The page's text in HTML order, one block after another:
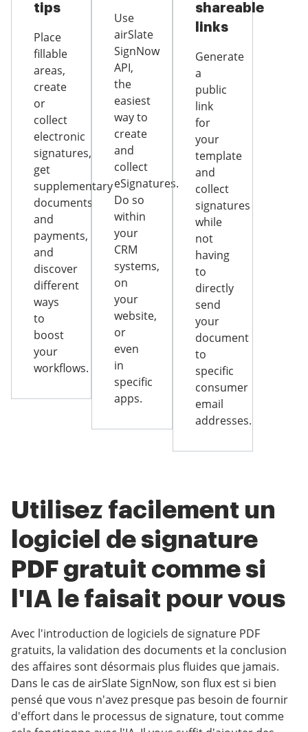
tips
Place
fillable
areas,
create
or
collect
electronic
signatures,
get
supplementary
documents
and
payments,
and
discover
different
ways
to
boost
your
workflows.
Use
airSlate
SignNow
API,
the
easiest
way to
create
and
collect
eSignatures.
Do so
within
your
CRM
systems,
on
your
website,
or
even
in
specific
apps.
shareable
links
Generate
a
public
link
for
your
template
and
collect
signatures
while
not
having
to
directly
send
your
document
to
specific
consumer
email
addresses.
Utilisez facilement un
logiciel de signature
PDF gratuit comme si
l'IA le faisait pour vous
Avec l'introduction de logiciels de signature PDF
gratuits, la validation des documents et la conclusion
des affaires sont désormais plus fluides que jamais.
Dans le cas de airSlate SignNow, son flux est si bien
pensé que vous n'avez presque pas besoin de fournir
d'effort dans le processus de signature, tout comme